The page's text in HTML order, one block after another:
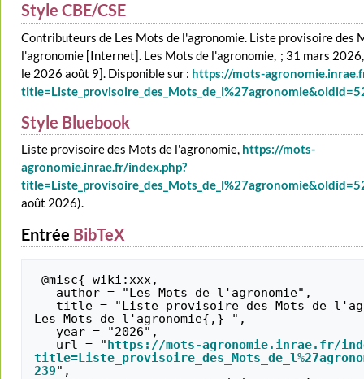
Style CBE/CSE
Contributeurs de Les Mots de l'agronomie. Liste provisoire des
l'agronomie [Internet]. Les Mots de l'agronomie, ; 31 mars
le 2026 août 9]. Disponible sur : https://mots-
Style Bluebook
Liste provisoire des Mots de l'agronomie, https://mots-
agronomie.inrae.fr/index.php?
août 2026).
Entrée BibTeX
@misc{ wiki:xxx,
Les Mots de l'agronomie{,} ",
   url = "
https://mots-agronomie.inrae.fr/
239",